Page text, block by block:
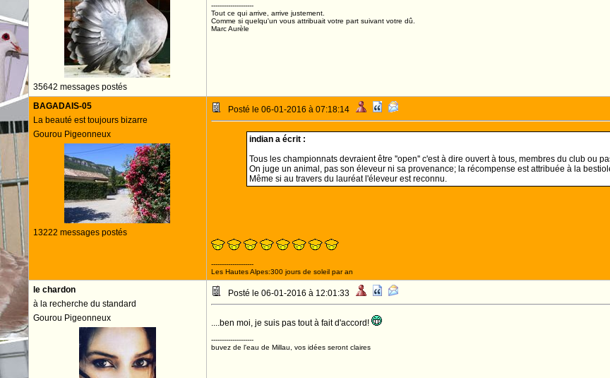
35642 messages postés
--------------------
Tout ce qui arrive, arrive justement.
Comme si quelqu'un vous attribuait votre part suivant votre dû.
Marc Aurèle
BAGADAIS-05
La beauté est toujours bizarre
Gourou Pigeonneux
13222 messages postés
Posté le 06-01-2016 à 07:18:14
indian a écrit :
Tous les championnats devraient être ''open'' c'est à dire ouvert à tous, membres du club ou
On juge un animal, pas son éleveur ni sa provenance; la récompense est attribuée à la
Même si au travers du lauréat l'éleveur est reconnu.
--------------------
Les Hautes Alpes:300 jours de soleil par an
le chardon
à la recherche du standard
Gourou Pigeonneux
Posté le 06-01-2016 à 12:01:33
....ben moi, je suis pas tout à fait d'accord!
--------------------
buvez de l'eau de Millau, vos idées seront claires